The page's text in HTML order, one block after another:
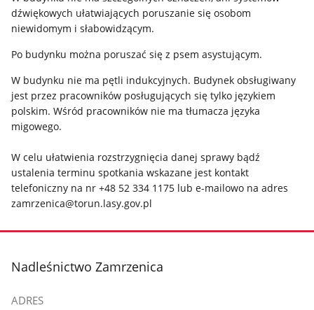
dźwiękowych ułatwiających poruszanie się osobom
niewidomym i słabowidzącym.
Po budynku można poruszać się z psem asystującym.
W budynku nie ma pętli indukcyjnych. Budynek obsługiwany
jest przez pracowników posługujących się tylko językiem
polskim. Wśród pracowników nie ma tłumacza języka
migowego.
W celu ułatwienia rozstrzygnięcia danej sprawy bądź
ustalenia terminu spotkania wskazane jest kontakt
telefoniczny na nr +48 52 334 1175 lub e-mailowo na adres
zamrzenica@torun.lasy.gov.pl
stopka
Nadleśnictwo Zamrzenica
ADRES